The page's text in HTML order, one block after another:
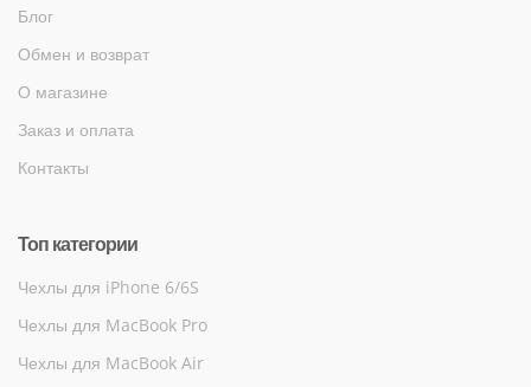
Блог
Обмен и возврат
О магазине
Заказ и оплата
Контакты
Топ категории
Чехлы для iPhone 6/6S
Чехлы для MacBook Pro
Чехлы для MacBook Air